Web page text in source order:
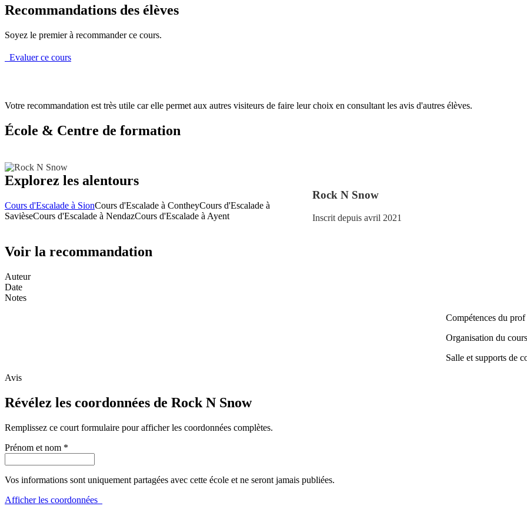
Recommandations des élèves
Soyez le premier à recommander ce cours.
Evaluer ce cours
Votre recommandation est très utile car elle permet aux autres visiteurs de faire leur choix en consultant les avis d'autres élèves.
École & Centre de formation
Rock N Snow
Inscrit depuis avril 2021
Explorez les alentours
Cours d'Escalade à SionCours d'Escalade à ContheyCours d'Escalade à
SavièseCours d'Escalade à NendazCours d'Escalade à Ayent
Voir la recommandation
Auteur
Date
Notes
Compétences du prof
Organisation du cours
Salle et supports de
Avis
Révélez les coordonnées de Rock N Snow
Remplissez ce court formulaire pour afficher les coordonnées complètes.
Prénom et nom *
Vos informations sont uniquement partagées avec cette école et ne seront jamais publiées.
Afficher les coordonnées